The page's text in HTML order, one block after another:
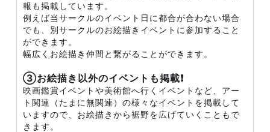
報も掲載しています。
例えば当サークルのイベント日に都合が合わない場合
でも、別サークルのお絵描きイベントに参加すること
ができます。
幅広くお絵描き仲間と繋がることができます。
③お絵描き以外のイベントも掲載❗
映画鑑賞イベントや美術館へ行くイベントなど、アー
ト関連（たまに無関連）の様々なイベントを掲載して
いますので、お絵描きから裾野を広げていくこともで
きます。